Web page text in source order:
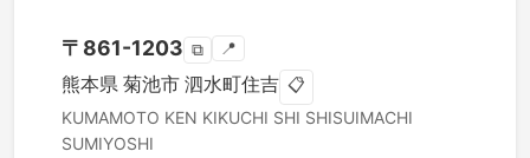
〒 861-1203 ⧉ 📍
熊本県 菊池市 泗水町住吉 📋
KUMAMOTO KEN KIKUCHI SHI SHISUIMACHI
SUMIYOSHI